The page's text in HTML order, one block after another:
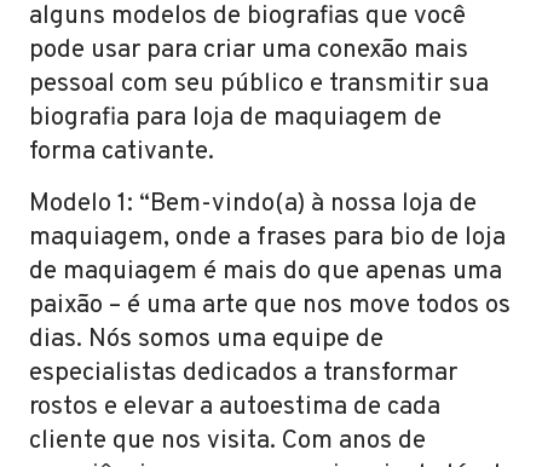
alguns modelos de biografias que você
pode usar para criar uma conexão mais
pessoal com seu público e transmitir sua
biografia para loja de maquiagem de
forma cativante.
Modelo 1: “Bem-vindo(a) à nossa loja de
maquiagem, onde a frases para bio de loja
de maquiagem é mais do que apenas uma
paixão – é uma arte que nos move todos os
dias. Nós somos uma equipe de
especialistas dedicados a transformar
rostos e elevar a autoestima de cada
cliente que nos visita. Com anos de